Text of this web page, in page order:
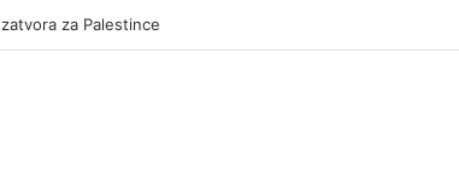
za Palestince